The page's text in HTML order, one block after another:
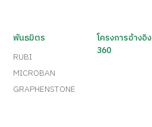
พันธมิตร
RUBI
MICROBAN
GRAPHENSTONE
โครงการอ้างอิง
360